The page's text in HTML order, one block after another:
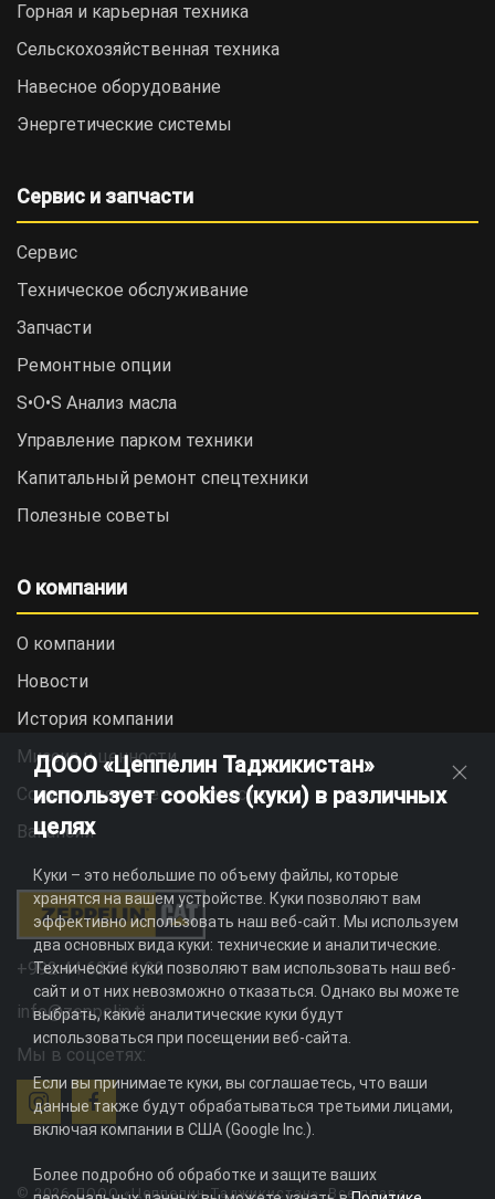
Горная и карьерная техника
Сельскохозяйственная техника
Навесное оборудование
Энергетические системы
Сервис и запчасти
Сервис
Техническое обслуживание
Запчасти
Ремонтные опции
S•O•S Анализ масла
Управление парком техники
Капитальный ремонт спецтехники
Полезные советы
О компании
О компании
Новости
История компании
Миссия и ценности
Социальная ответственность
Вакансии
+992 44 625 11 22
info@zeppelin.tj
Мы в соцсетях:
© 2026 ДООО «Цеппелин Таджикистан». Все права
ДООО «Цеппелин Таджикистан»
использует cookies (куки) в различных
целях
Куки – это небольшие по объему файлы, которые
хранятся на вашем устройстве. Куки позволяют вам
эффективно использовать наш веб-сайт. Мы используем
два основных вида куки: технические и аналитические.
Технические куки позволяют вам использовать наш веб-
сайт и от них невозможно отказаться. Однако вы можете
выбрать, какие аналитические куки будут
использоваться при посещении веб-сайта.
Если вы принимаете куки, вы соглашаетесь, что ваши
данные также будут обрабатываться третьими лицами,
включая компании в США (Google Inc.).
Более подробно об обработке и защите ваших